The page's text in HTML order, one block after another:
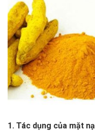
1. Tác dụng của mặt